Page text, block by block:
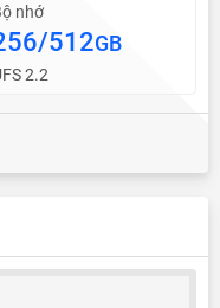
nhớ
512GB
2.2